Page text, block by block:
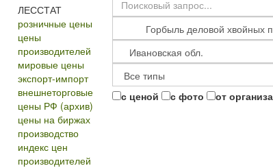
ЛЕССТАТ
розничные цены
цены
производителей
мировые цены
экспорт-импорт
внешнеторговые
цены РФ (архив)
цены на биржах
производство
индекс цен
производителей
с ценой с фото от